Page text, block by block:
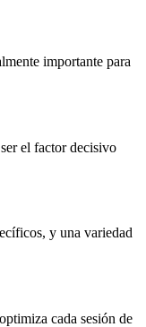
importante para
el factor decisivo
y una variedad
cada sesión de